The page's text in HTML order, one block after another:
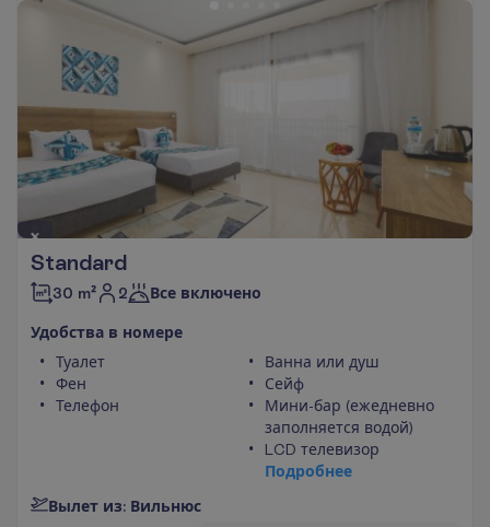
Standard
30 m² 2 Все включено
Удобства в номере
Туалет
Фен
Телефон
Ванна или душ
Сейф
Мини-бар (ежедневно
заполняется водой)
LCD телевизор
Подробнее
Вылет из: Вильнюс